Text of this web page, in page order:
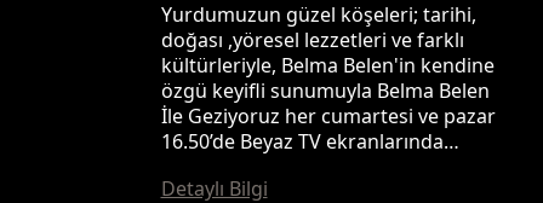
Yurdumuzun güzel köşeleri; tarihi,
doğası ,yöresel lezzetleri ve farklı
kültürleriyle, Belma Belen'in kendine
özgü keyifli sunumuyla Belma Belen
İle Geziyoruz her cumartesi ve pazar
16.50’de Beyaz TV ekranlarında…
Detaylı Bilgi